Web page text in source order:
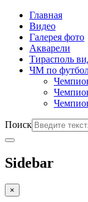
Главная
Видео
Галерея фото
Акварели
Тирасполь
ЧМ по
Поиск
Sidebar
×